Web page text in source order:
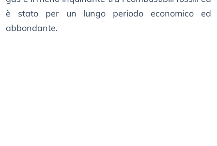
è stato per un lungo periodo economico ed
abbondante.